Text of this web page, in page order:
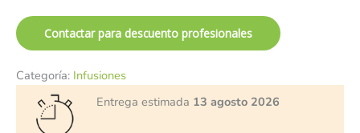
Contactar para descuento profesionales
Categoría: Infusiones
Entrega estimada 13 agosto 2026